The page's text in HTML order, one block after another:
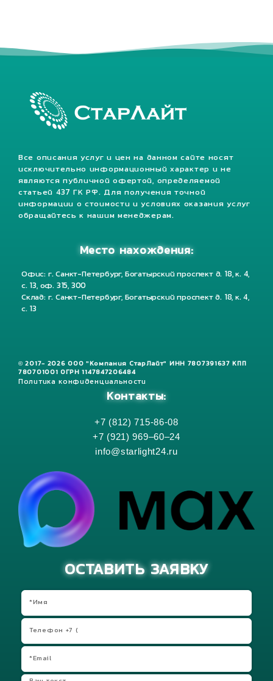
КЛАСС ЗАЩИТЫ, IP 67
Все описания услуг и цен на данном сайте носят
исключительно информационный характер и не
являются публичной офертой, определяемой
статьей 437 ГК РФ. Для получения точной
информации о стоимости и условиях оказания услуг
обращайтесь к нашим менеджерам.
Место нахождения:
Офис: г. Санкт-Петербург, Богатырский проспект д. 18, к. 4,
с. 13, оф. 315, 300
Склад: г. Санкт-Петербург, Богатырский проспект д. 18, к. 4,
с. 13
© 2017- 2026 ООО "Компания СтарЛайт" ИНН 7807391637 КПП
780701001 ОГРН 1147847206484
Политика конфиденциальности
Контакты:
+7 (812) 715-86-08
+7 (921) 969–60–24
info@starlight24.ru
ОСТАВИТЬ ЗАЯВКУ